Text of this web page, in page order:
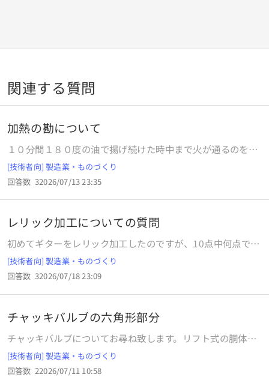
関連する質問
加熱の勘について
１０分間１８０度の油で揚げ続けた時中まで火が通るのを確
認できる食材を９割の体積だけ火を通してあとは余熱で火を
通したい場合、何分ぐらいの時点で加熱を終えるのがベスト
のイメージありますか
[技術者向] 製造業・ものづくり
回答数 32026/07/13 23:35
レリック加工についての質問
初めてギターをレリック加工したのですが、10点中何点です
か？レリック加工が上手い人教えて欲しいです。
[技術者向] 製造業・ものづくり
回答数 32026/07/18 23:09
チャッキバルブの六角形部分
チャッキバルブについてお尋ね致します。リフト式の胴体に
は、六角形のものが付いてますが、あれは、ボルトでしょう
か？それともネジでしょうか？
[技術者向] 製造業・ものづくり
回答数 22026/07/11 10:58